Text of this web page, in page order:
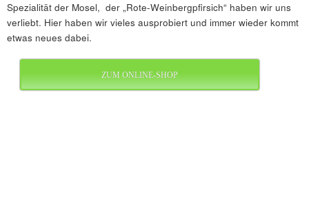
Spezialität der Mosel, der „Rote-Weinbergpfirsich“ haben wir uns
verliebt. Hier haben wir vieles ausprobiert und immer wieder kommt
etwas neues dabei.
ZUM ONLINE-SHOP